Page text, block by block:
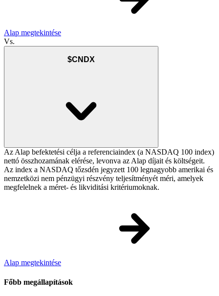
Alap megtekintése
Vs.
$CNDX
Az Alap befektetési célja a referenciaindex (a NASDAQ 100 index)
nettó összhozamának elérése, levonva az Alap díjait és költségeit.
Az index a NASDAQ tőzsdén jegyzett 100 legnagyobb amerikai és
nemzetközi nem pénzügyi részvény teljesítményét méri, amelyek
megfelelnek a méret- és likviditási kritériumoknak.
Alap megtekintése
Főbb megállapítások